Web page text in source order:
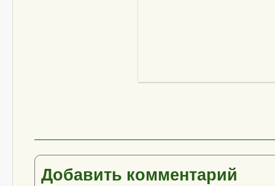
Добавить комментарий